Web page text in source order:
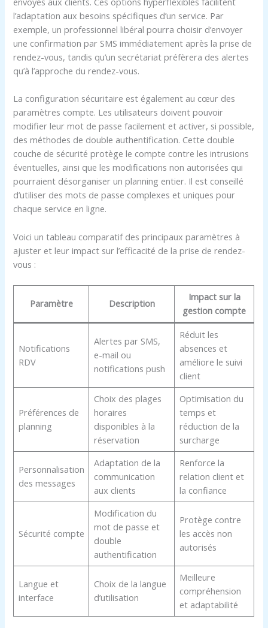
l’adaptation aux besoins spécifiques d’un service. Par
exemple, un professionnel libéral pourra choisir d’envoyer
une confirmation par SMS immédiatement après la prise de
rendez-vous, tandis qu’un secrétariat préfèrera des alertes
qu’à l’approche du rendez-vous.
La configuration sécuritaire est également au cœur des
paramètres compte. Les utilisateurs doivent pouvoir
modifier leur mot de passe facilement et activer, si possible,
des méthodes de double authentification. Cette double
couche de sécurité protège le compte contre les intrusions
éventuelles, ainsi que les modifications non autorisées qui
pourraient désorganiser un planning entier. Il est conseillé
d’utiliser des mots de passe complexes et uniques pour
chaque service en ligne.
Voici un tableau comparatif des principaux paramètres à
ajuster et leur impact sur l’efficacité de la prise de rendez-
vous :
Paramètre Description
Impact sur la
gestion compte
Notifications
RDV
Alertes par SMS,
e-mail ou
notifications push
Réduit les
absences et
améliore le suivi
client
Préférences de
planning
Choix des plages
horaires
disponibles à la
réservation
Optimisation du
temps et
réduction de la
surcharge
Personnalisation
des messages
Adaptation de la
communication
aux clients
Renforce la
relation client et
la confiance
Sécurité compte
Modification du
mot de passe et
double
authentification
Protège contre
les accès non
autorisés
Langue et
interface
Choix de la langue
d’utilisation
Meilleure
compréhension
et adaptabilité